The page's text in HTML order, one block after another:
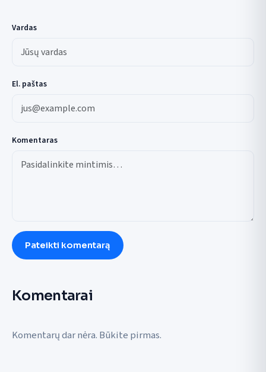
Vardas
El. paštas
Komentaras
Pateikti komentarą
Komentarai
Komentarų dar nėra. Būkite pirmas.